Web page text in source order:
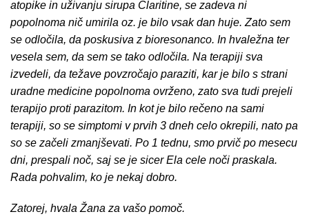
atopike in uživanju sirupa Claritine, se zadeva ni
popolnoma nič umirila oz. je bilo vsak dan huje. Zato sem
se odločila, da poskusiva z bioresonanco. In hvaležna ter
vesela sem, da sem se tako odločila. Na terapiji sva
izvedeli, da težave povzročajo paraziti, kar je bilo s strani
uradne medicine popolnoma ovrženo, zato sva tudi prejeli
terapijo proti parazitom. In kot je bilo rečeno na sami
terapiji, so se simptomi v prvih 3 dneh celo okrepili, nato pa
so se začeli zmanjševati. Po 1 tednu, smo prvič po mesecu
dni, prespali noč, saj se je sicer Ela cele noči praskala.
Rada pohvalim, ko je nekaj dobro.
Zatorej, hvala Žana za vašo pomoč.